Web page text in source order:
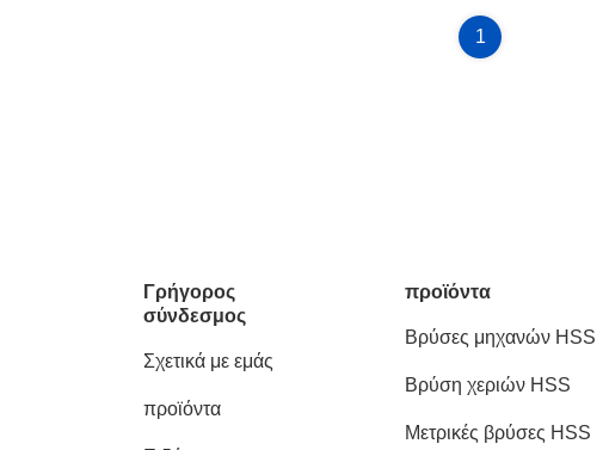
1
Γρήγορος
σύνδεσμος
Σχετικά με εμάς
προϊόντα
προϊόντα
Βρύσες μηχανών HSS
Βρύση χεριών HSS
Μετρικές βρύσες HSS